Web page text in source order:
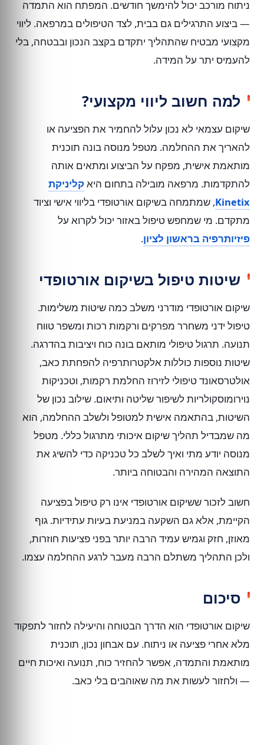
ניתוח מורכב יכול להימשך חודשים. המפתח הוא התמדה
— ביצוע התרגילים גם בבית, לצד הטיפולים במרפאה. ליווי
מקצועי מבטיח שהתהליך יתקדם בקצב הנכון ובבטחה, בלי
להעמיס יתר על המידה.
למה חשוב ליווי מקצועי?
שיקום עצמאי לא נכון עלול להחמיר את הפציעה או
להאריך את ההחלמה. מטפל מנוסה בונה תוכנית
מותאמת אישית, מפקח על הביצוע ומתאים אותה
להתקדמות. מרפאה מובילה בתחום היאקליניקת
Kinetix, שמתמחה בשיקום אורטופדי בליווי אישי וציוד
מתקדם. מי שמחפש טיפול באזור יכול לקרוא על
פיזיותרפיה בראשון לציון.
שיטות טיפול בשיקום אורטופדי
שיקום אורטופדי מודרני משלב כמה שיטות משלימות.
טיפול ידני משחרר מפרקים ורקמות רכות ומשפר טווח
תנועה. תרגול טיפולי מותאם בונה כוח ויציבות בהדרגה.
שיטות נוספות כוללות אלקטרותרפיה להפחתת כאב,
אולטרסאונד טיפולי לזירוז החלמת רקמות, וטכניקות
נוירומוסקולריות לשיפור שליטה ותיאום. שילוב נכון של
השיטות, בהתאמה אישית למטופל ולשלב ההחלמה, הוא
מה שמבדיל תהליך שיקום איכותי מתרגול כללי. מטפל
מנוסה יודע מתי ואיך לשלב כל טכניקה כדי להשיג את
התוצאה המהירה והבטוחה ביותר.
חשוב לזכור ששיקום אורטופדי אינו רק טיפול בפציעה
הקיימת, אלא גם השקעה במניעת בעיות עתידיות. גוף
מאוזן, חזק וגמיש עמיד הרבה יותר בפני פציעות חוזרות,
ולכן התהליך משתלם הרבה מעבר לרגע ההחלמה עצמו.
סיכום
שיקום אורטופדי הוא הדרך הבטוחה והיעילה לחזור לתפקוד
מלא אחרי פציעה או ניתוח. עם אבחון נכון, תוכנית
מותאמת והתמדה, אפשר להחזיר כוח, תנועה ואיכות חיים
— ולחזור לעשות את מה שאוהבים בלי כאב.